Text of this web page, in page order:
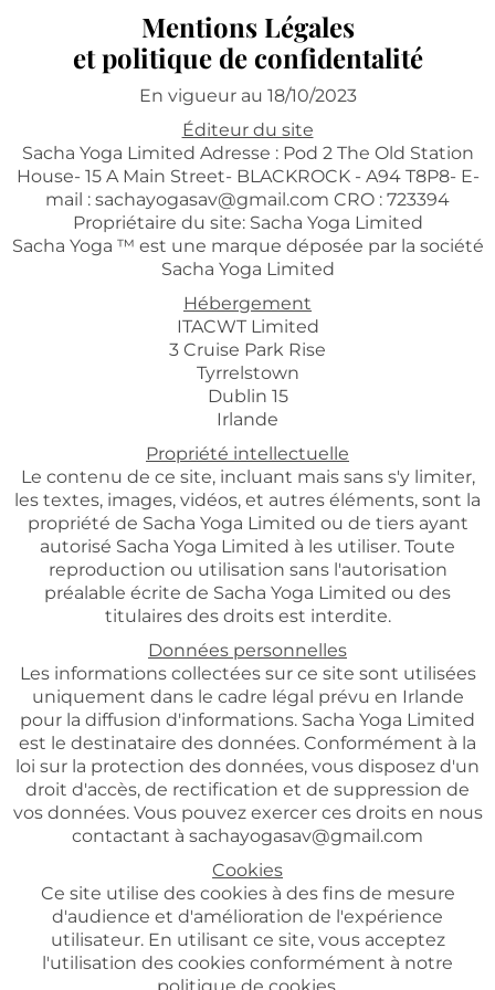
Mentions Légales
et politique de confidentalité
En vigueur au 18/10/2023
Éditeur du site
Sacha Yoga Limited Adresse : Pod 2 The Old Station
House- 15 A Main Street- BLACKROCK - A94 T8P8- E-
mail : sachayogasav@gmail.com CRO : 723394
Propriétaire du site: Sacha Yoga Limited
Sacha Yoga ™ est une marque déposée par la société
Sacha Yoga Limited
Hébergement
ITACWT Limited
3 Cruise Park Rise
Tyrrelstown
Dublin 15
Irlande
Propriété intellectuelle
Le contenu de ce site, incluant mais sans s'y limiter,
les textes, images, vidéos, et autres éléments, sont la
propriété de Sacha Yoga Limited ou de tiers ayant
autorisé Sacha Yoga Limited à les utiliser. Toute
reproduction ou utilisation sans l'autorisation
préalable écrite de Sacha Yoga Limited ou des
titulaires des droits est interdite.
Données personnelles
Les informations collectées sur ce site sont utilisées
uniquement dans le cadre légal prévu en Irlande
pour la diffusion d'informations. Sacha Yoga Limited
est le destinataire des données. Conformément à la
loi sur la protection des données, vous disposez d'un
droit d'accès, de rectification et de suppression de
vos données. Vous pouvez exercer ces droits en nous
contactant à sachayogasav@gmail.com
Cookies
Ce site utilise des cookies à des fins de mesure
d'audience et d'amélioration de l'expérience
utilisateur. En utilisant ce site, vous acceptez
l'utilisation des cookies conformément à notre